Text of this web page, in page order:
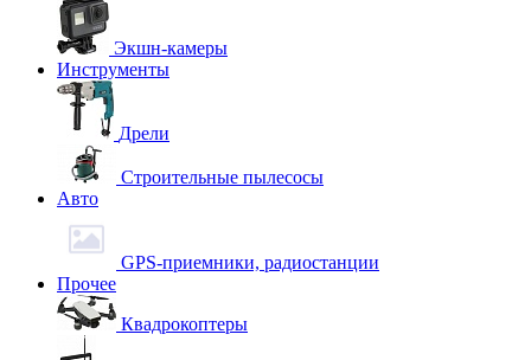
Экшн-камеры
Инструменты
Дрели
Строительные пылесосы
Авто
GPS-приемники, радиостанции
Прочее
Квадрокоптеры